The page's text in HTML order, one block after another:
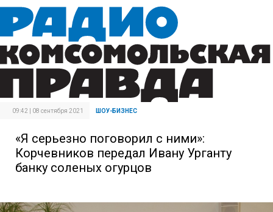
09:42 | 08 сентября 2021 ШОУ-БИЗНЕС
«Я серьезно поговорил с ними»:
Корчевников передал Ивану Урганту
банку соленых огурцов